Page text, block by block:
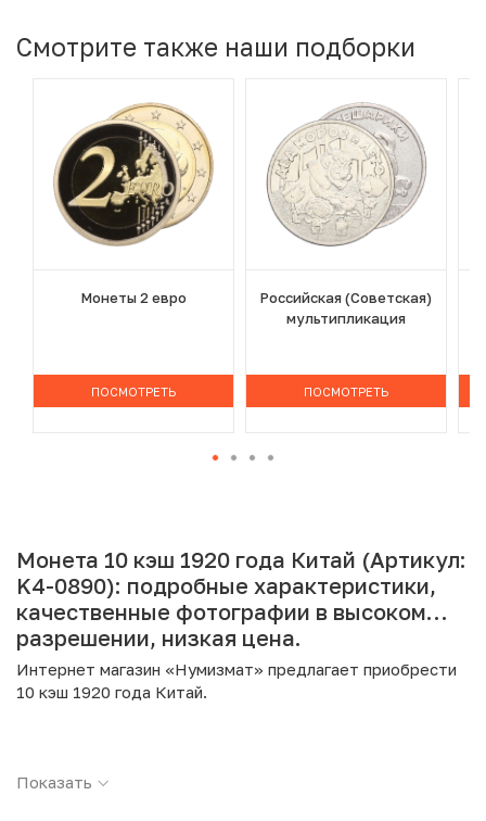
Смотрите также наши подборки
Монеты 2 евро
ПОСМОТРЕТЬ
Российская (Советская)
мультипликация
ПОСМОТРЕТЬ
Монета 10 кэш 1920 года Китай (Артикул:
K4-0890): подробные характеристики,
качественные фотографии в высоком
разрешении, низкая цена.
Интернет магазин «Нумизмат» предлагает приобрести
10 кэш 1920 года Китай.
Страна: Китай
Показать